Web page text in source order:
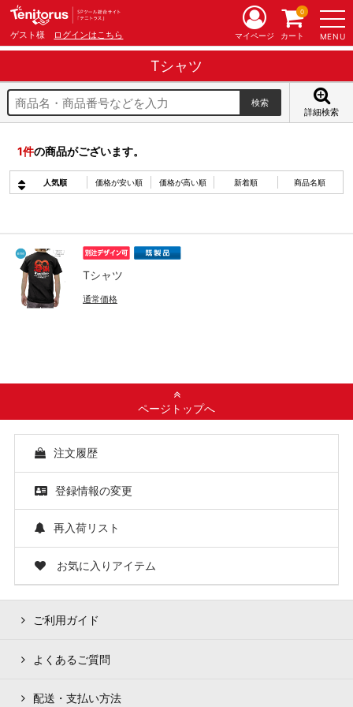
ゲスト様 ログインはこちら MENU
マイページ カート
0
Tシャツ
詳細検索
1件の商品がございます。
人気順 価格が安い順 価格が高い順 新着順 商品名順
Tシャツ
通常価格
ページトップへ
注文履歴
登録情報の変更
再入荷リスト
お気に入りアイテム
ご利用ガイド
よくあるご質問
配送・支払い方法